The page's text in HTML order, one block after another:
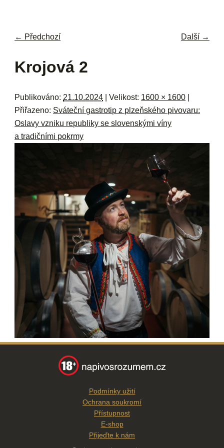
← Předchozí Další →
Krojová 2
Publikováno: 21.10.2024 | Velikost: 1600 × 1600
Přiřazeno: Sváteční gastrotip z plzeňského pivovaru:
Oslavy vzniku republiky se slovenskými víny
a tradičními pokrmy
Podmínky užití
Ochrana soukromí
Přístupnost
E-shop
Přijeďte k nám